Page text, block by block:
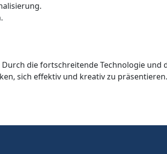
die fortschreitende Technologie und
sich effektiv und kreativ zu